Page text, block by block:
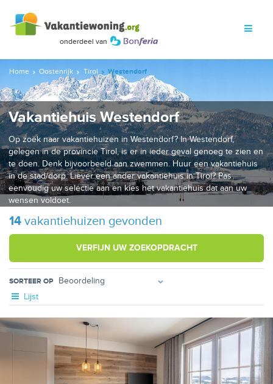
Home Oostenrijk Tirol Westendorf
Vakantiehuis Westendorf
Op zoek naar vakantiehuizen in Westendorf? In Westendorf,
gelegen in de provincie Tirol, is er in ieder geval genoeg te zien en
te doen. Denk bijvoorbeeld aan zwemmen. Huur een vakantiehuis
in de stad/dorp. Liever een ander vakantiehuis in Tirol? Pas
eenvoudig uw selectie aan en kies het vakantiehuis dat aan uw
wensen voldoet.
14 vakantiehuizen gevonden
VERFIJN UW ZOEKOPDRACHT
SORTEER OP
Lijst